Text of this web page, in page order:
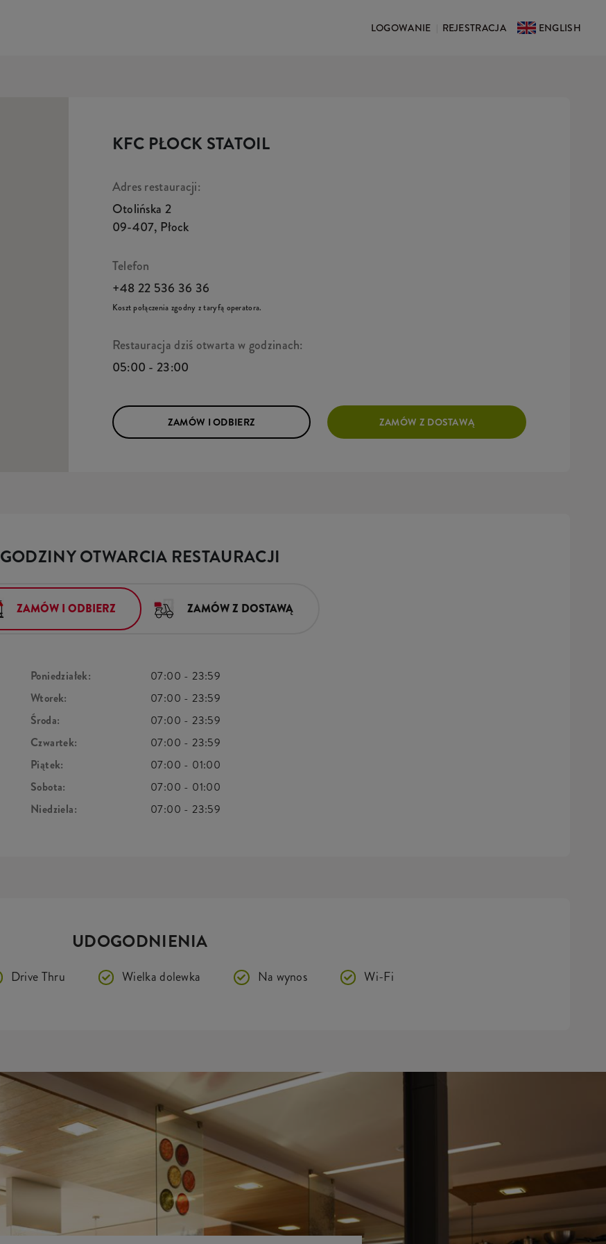
LOGOWANIE REJESTRACJA ENGLISH
KFC PŁOCK STATOIL
Adres restauracji:
Otolińska 2
09-407, Płock
Telefon
+48 22 536 36 36
Koszt połączenia zgodny z taryfą operatora.
Restauracja dziś otwarta w godzinach:
05:00 - 23:00
ZAMÓW I ODBIERZ ZAMÓW Z DOSTAWĄ
GODZINY OTWARCIA RESTAURACJI
ZAMÓW I ODBIERZ ZAMÓW Z DOSTAWĄ
Poniedziałek: 07:00 -23:59
Wtorek:
07:00 -23:59
Środa:
07:00 -23:59
Czwartek:
07:00 -23:59
Piątek:
07:00 - 01:00
Sobota:
07:00 - 01:00
Niedziela:
07:00 -23:59
UDOGODNIENIA
Drive Thru Wielka dolewka Na wynos Wi-Fi